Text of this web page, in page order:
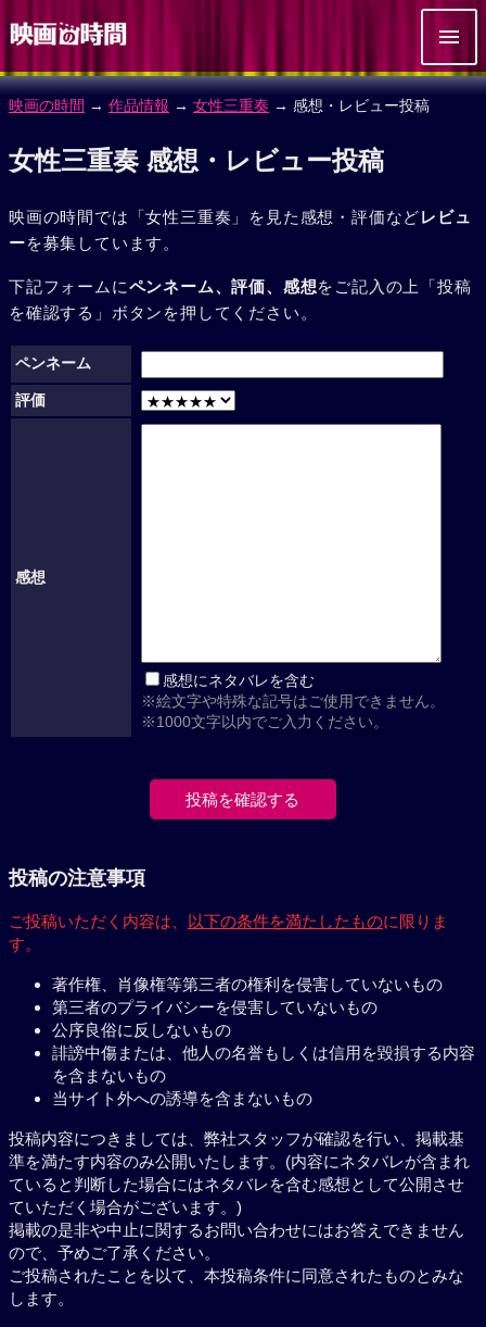
映画の時間 → 作品情報 → 女性三重奏 → 感想・レビュー投稿
女性三重奏 感想・レビュー投稿
映画の時間では「女性三重奏」を見た感想・評価などレビュ
ーを募集しています。
下記フォームにペンネーム、評価、感想をご記入の上「投稿
を確認する」ボタンを押してください。
ペンネーム
評価
感想
感想にネタバレを含む
※絵文字や特殊な記号はご使用できません。
※1000文字以内でご入力ください。
投稿の注意事項
ご投稿いただく内容は、 以下の条件を満たしたものに限りま
す。
著作権、肖像権等第三者の権利を侵害していないもの
第三者のプライバシーを侵害していないもの
公序良俗に反しないもの
誹謗中傷または、他人の名誉もしくは信用を毀損する内容
を含まないもの
当サイト外への誘導を含まないもの
投稿内容につきましては、弊社スタッフが確認を行い、掲載基
準を満たす内容のみ公開いたします。(内容にネタバレが含まれ
ていると判断した場合にはネタバレを含む感想として公開させ
ていただく場合がございます。)
掲載の是非や中止に関するお問い合わせにはお答えできません
ので、予めご了承ください。
ご投稿されたことを以て、本投稿条件に同意されたものとみな
します。